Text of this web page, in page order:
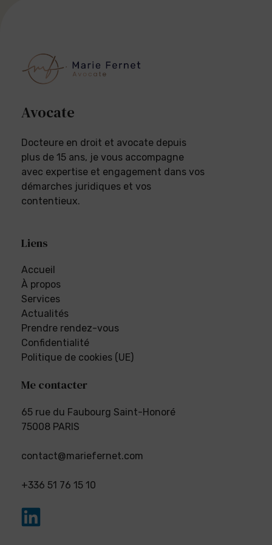
Avocate
Docteure en droit et avocate depuis
plus de 15 ans, je vous accompagne
avec expertise et engagement dans vos
démarches juridiques et vos
contentieux.
Liens
Accueil
À propos
Services
Actualités
Prendre rendez-vous
Confidentialité
Politique de cookies (UE)
Me contacter
65 rue du Faubourg Saint-Honoré
75008 PARIS
contact@mariefernet.com
+336 51 76 15 10